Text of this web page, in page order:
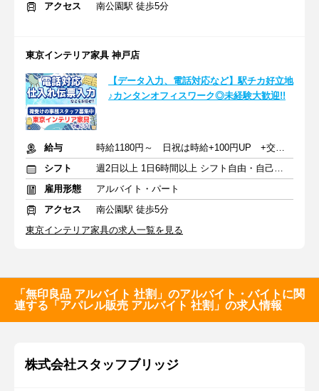
アクセス
南公園駅 徒歩5分
東京インテリア家具 神戸店
【データ入力、電話対応など】駅チカ好立地
♪カンタンオフィスワーク◎未経験大歓迎!!
給与
時給1180円～ 日祝は時給+100円UP +交通費全額支給
シフト
週2日以上 1日6時間以上 シフト自由・自己申告
雇用形態
アルバイト・パート
アクセス
南公園駅 徒歩5分
東京インテリア家具の求人一覧を見る
「無印良品 アルバイト 社割」のアルバイト・バイトに関
連する「アパレル販売 アルバイト 社割」の求人情報
株式会社スタッフブリッジ